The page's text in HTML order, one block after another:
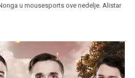
u mousesports ove nedelje. Alistar